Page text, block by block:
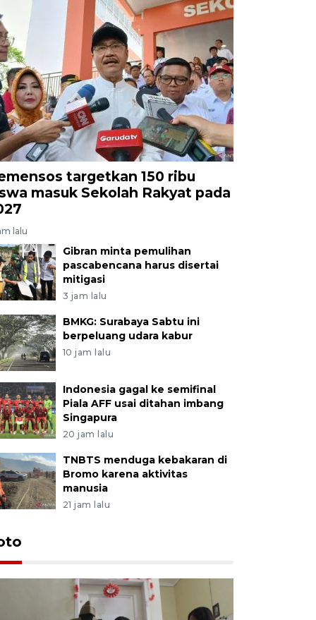
targetkan 150 ribu
masuk Sekolah Rakyat pada
lalu
Gibran minta pemulihan
pascabencana harus disertai
mitigasi
3 jam lalu
BMKG: Surabaya Sabtu ini
berpeluang udara kabur
10 jam lalu
Indonesia gagal ke semifinal
Piala AFF usai ditahan imbang
Singapura
20 jam lalu
TNBTS menduga kebakaran di
Bromo karena aktivitas
manusia
21 jam lalu